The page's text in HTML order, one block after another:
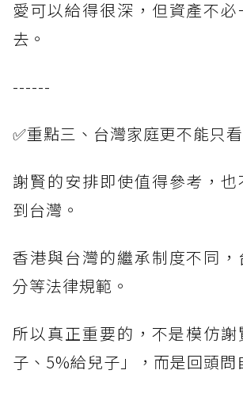
愛可以給得很深，但資產不
去。
------
✅重點三、台灣家庭更不能只
謝賢的安排即使值得參考，
到台灣。
香港與台灣的繼承制度不同
分等法律規範。
所以真正重要的，不是模仿
子、5%給兒子」，而是回頭問